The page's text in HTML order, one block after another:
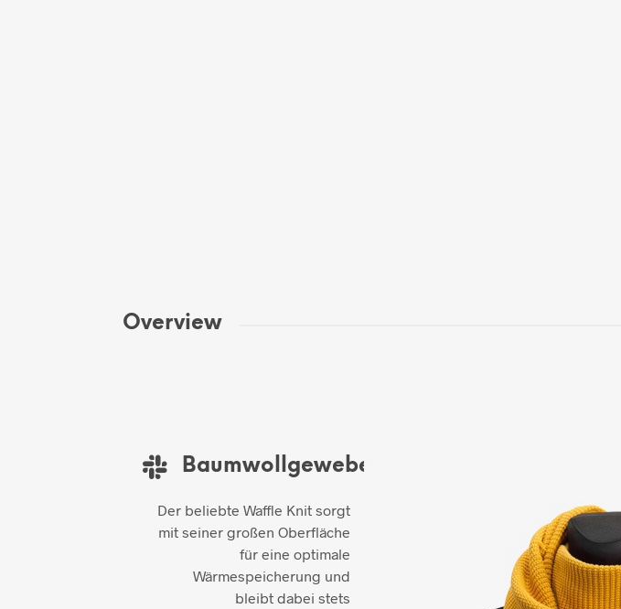
Overview
Baumwollgewebe
Der beliebte Waffle Knit sorgt
mit seiner großen Oberfläche
für eine optimale
Wärmespeicherung und
bleibt dabei stets